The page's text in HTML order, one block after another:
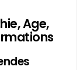
Age,